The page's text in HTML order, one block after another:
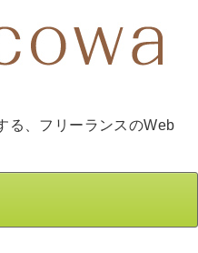
る、フリーランスのWeb